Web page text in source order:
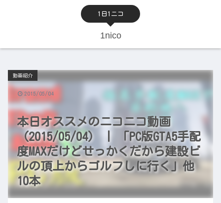
1日1ニコ
1nico
本日オススメのニコニコ動画
（2015/05/04） | 「PC版GTA5手配
度MAXだけどせっかくだから建設ビ
ルの頂上からゴルフしに行く」他
10本
動画紹介
2015/05/04